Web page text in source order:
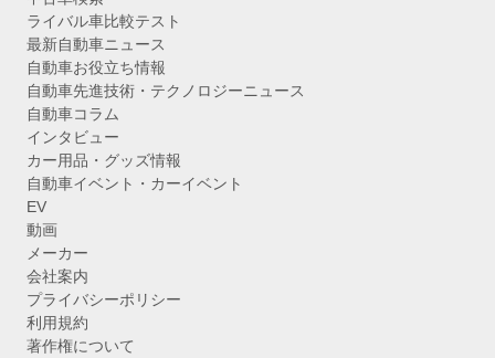
ライバル車比較テスト
最新自動車ニュース
自動車お役立ち情報
自動車先進技術・テクノロジーニュース
自動車コラム
インタビュー
カー用品・グッズ情報
自動車イベント・カーイベント
EV
動画
メーカー
会社案内
プライバシーポリシー
利用規約
著作権について